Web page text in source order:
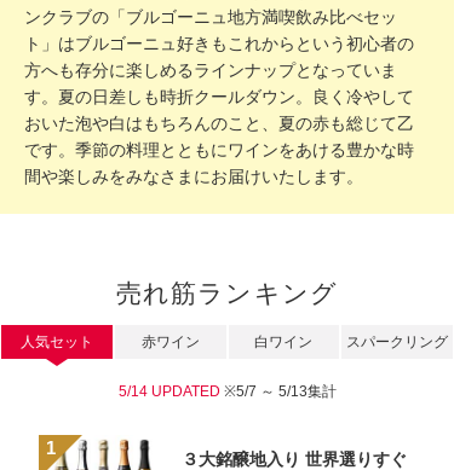
ンクラブの「ブルゴーニュ地方満喫飲み比べセッ
ト」はブルゴーニュ好きもこれからという初心者の
方へも存分に楽しめるラインナップとなっていま
す。夏の日差しも時折クールダウン。良く冷やして
おいた泡や白はもちろんのこと、夏の赤も総じて乙
です。季節の料理とともにワインをあける豊かな時
間や楽しみをみなさまにお届けいたします。
売れ筋ランキング
人気セット
5/14 UPDATED ※5/7 ～ 5/13集計
３大銘醸地入り 世界選りすぐ
赤ワイン 白ワイン スパークリング